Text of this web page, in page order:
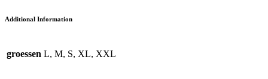
Additional Information
groessen L, M, S, XL, XXL